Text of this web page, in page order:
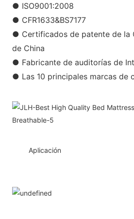
● ISO9001:2008
● CFR1633&BS7177
● Certificados de patente de la
de China
● Fabricante de auditorías de
● Las 10 principales marcas de
Aplicación